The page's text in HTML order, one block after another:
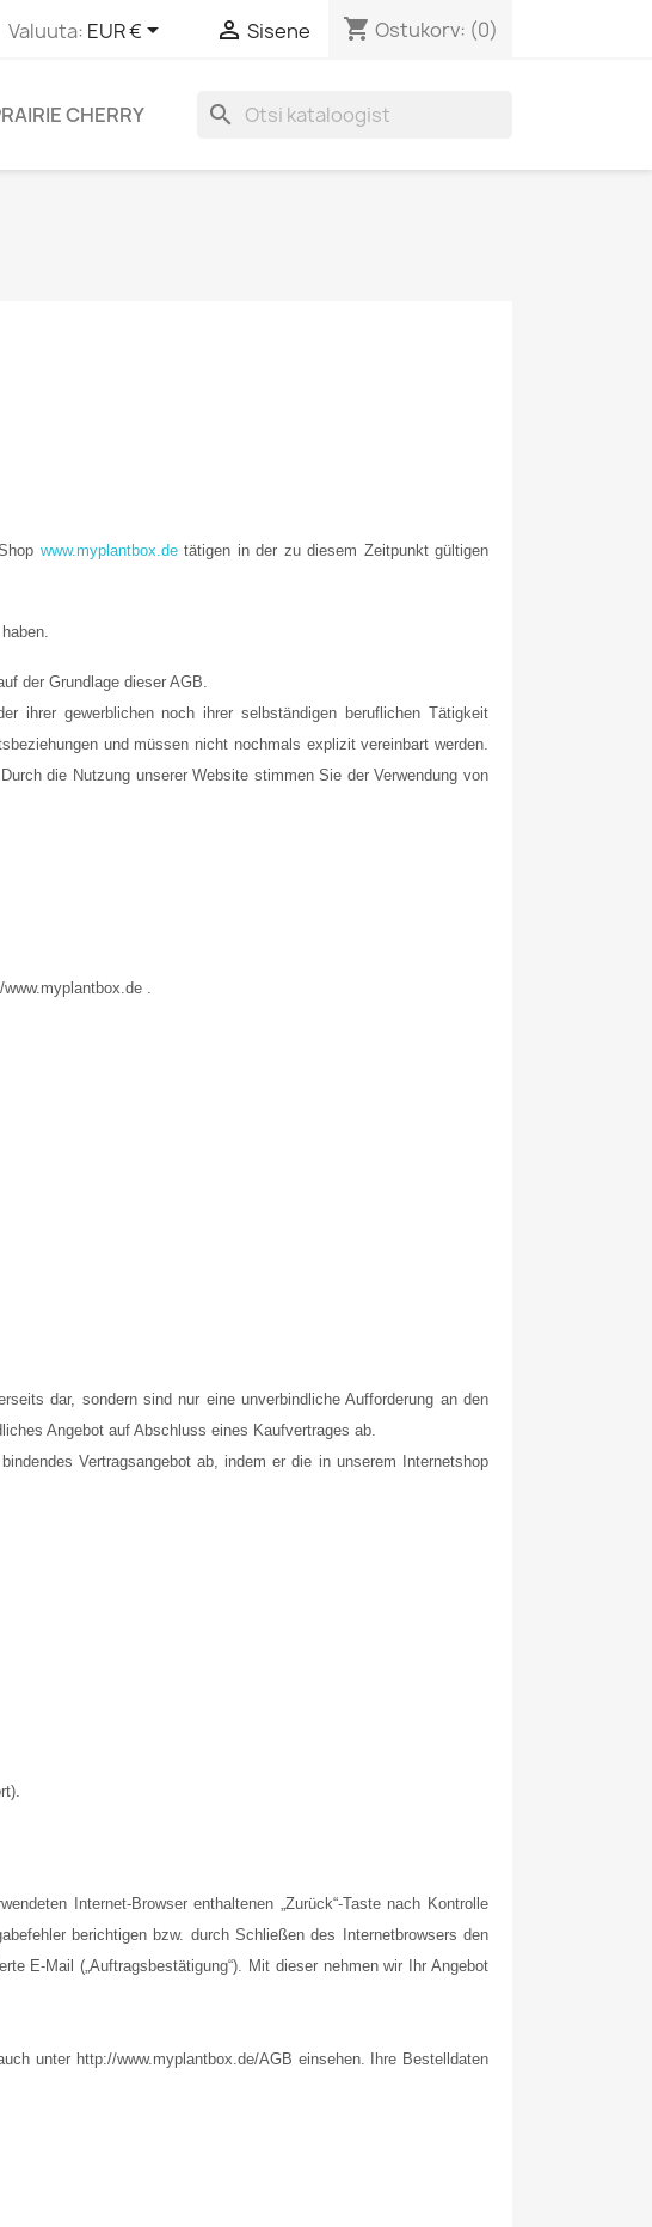
Valuuta: EUR €  Sisene shopping_cart Ostukorv: (0)
CHERRY search
www.myplantbox.detätigen in der zu diesem Zeitpunkt gültigen
der Grundlage dieser AGB.
ihrer gewerblichen noch ihrer selbständigen beruflichen Tätigkeit
und müssen nicht nochmals explizit vereinbart werden.
die Nutzung unserer Website stimmen Sie der Verwendung von
.
dar, sondern sind nur eine unverbindliche Aufforderung an den
Angebot auf Abschluss eines Kaufvertrages ab.
Vertragsangebot ab, indem er die in unserem Internetshop
Internet-Browser enthaltenen „Zurück“-Taste nach Kontrolle
berichtigen bzw. durch Schließen des Internetbrowsers den
E-Mail („Auftragsbestätigung“). Mit dieser nehmen wir Ihr Angebot
unter http://www.myplantbox.de/AGB einsehen. Ihre Bestelldaten